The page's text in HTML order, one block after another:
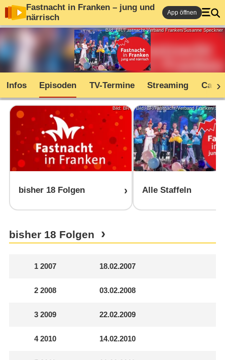
Fastnacht in Franken – jung und
närrisch
App öffnen
Bild: BR/Fastnacht-Verband Franken/Susanne Speckner
Infos Episoden TV-Termine Streaming Cast
Bild: BR
bisher 18 Folgen
Bild: BR/Fastnacht-Verband Franken/
Alle Staffeln
bisher 18 Folgen
1 2007 18.02.2007
2 2008 03.02.2008
3 2009 22.02.2009
4 2010 14.02.2010